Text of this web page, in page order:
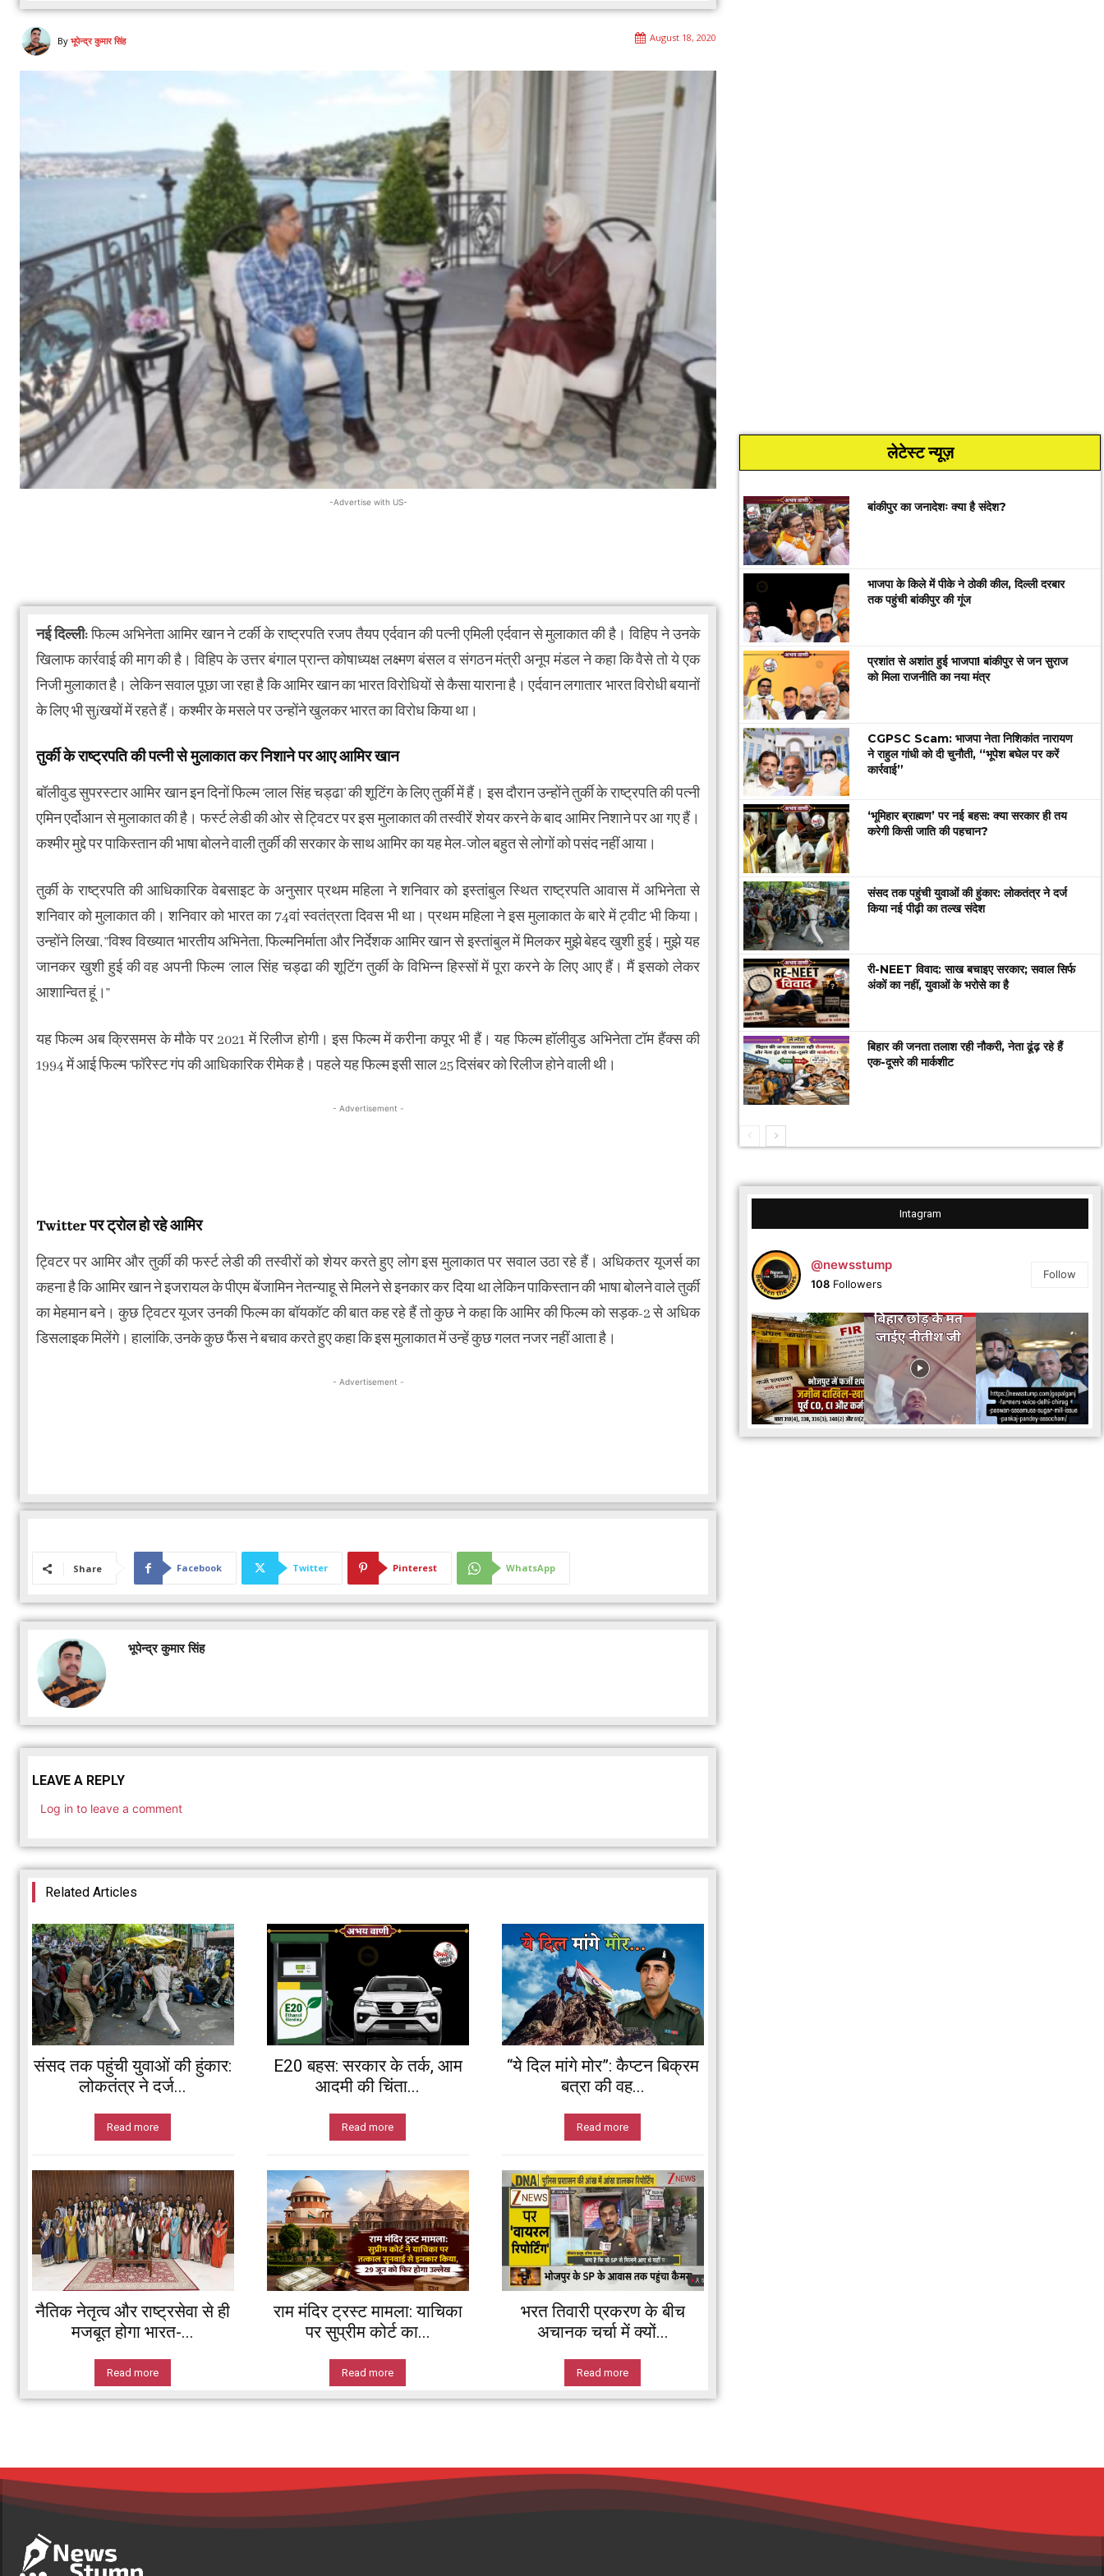
By भूपेन्द्र कुमार सिंह August 18, 2020
-Advertise with US-
नई दिल्ली:फिल्म अभिनेता आमिर खान ने टर्की के राष्ट्रपति रजप तैयप एर्दवान की पत्नी एमिली एर्दवान से मुलाकात की है। विहिप ने उनके
खिलाफ कार्रवाई की माग की है। विहिप के उत्तर बंगाल प्रान्त कोषाध्यक्ष लक्ष्मण बंसल व संगठन मंत्री अनूप मंडल ने कहा कि वैसे तो ये एक
निजी मुलाकात है। लेकिन सवाल पूछा जा रहा है कि आमिर खान का भारत विरोधियों से कैसा याराना है। एर्दवान लगातार भारत विरोधी बयानों
के लिए भी सुíखयों में रहते हैं। कश्मीर के मसले पर उन्होंने खुलकर भारत का विरोध किया था।
तुर्की के राष्ट्रपति की पत्नी से मुलाकात कर निशाने पर आए आमिर खान
बॉलीवुड सुपरस्टार आमिर खान इन दिनों फिल्म ‘लाल सिंह चड्ढा’ की शूटिंग के लिए तुर्की में हैं। इस दौरान उन्होंने तुर्की के राष्ट्रपति की पत्नी
एमिन एर्दोआन से मुलाकात की है। फर्स्ट लेडी की ओर से ट्विटर पर इस मुलाकात की तस्वीरें शेयर करने के बाद आमिर निशाने पर आ गए हैं।
कश्मीर मुद्दे पर पाकिस्तान की भाषा बोलने वाली तुर्की की सरकार के साथ आमिर का यह मेल-जोल बहुत से लोगों को पसंद नहीं आया।
तुर्की के राष्ट्रपति की आधिकारिक वेबसाइट के अनुसार प्रथम महिला ने शनिवार को इस्तांबुल स्थित राष्ट्रपति आवास में अभिनेता से
शनिवार को मुलाकात की। शनिवार को भारत का 74वां स्वतंत्रता दिवस भी था। प्रथम महिला ने इस मुलाकात के बारे में ट्वीट भी किया।
उन्होंने लिखा, ”विश्व विख्यात भारतीय अभिनेता, फिल्मनिर्माता और निर्देशक आमिर खान से इस्तांबुल में मिलकर मुझे बेहद खुशी हुई। मुझे यह
जानकर खुशी हुई की वह अपनी फिल्म ‘लाल सिंह चड्ढा की शूटिंग तुर्की के विभिन्न हिस्सों में पूरा करने के लिए आए हैं। मैं इसको लेकर
आशान्वित हूं।”
यह फिल्म अब क्रिसमस के मौके पर 2021 में रिलीज होगी। इस फिल्म में करीना कपूर भी हैं। यह फिल्म हॉलीवुड अभिनेता टॉम हैंक्स की
1994 में आई फिल्म ‘फॉरेस्ट गंप की आधिकारिक रीमेक है। पहले यह फिल्म इसी साल 25 दिसंबर को रिलीज होने वाली थी।
- Advertisement -
Twitter पर ट्रोल हो रहे आमिर
ट्विटर पर आमिर और तुर्की की फर्स्ट लेडी की तस्वीरों को शेयर करते हुए लोग इस मुलाकात पर सवाल उठा रहे हैं। अधिकतर यूजर्स का
कहना है कि आमिर खान ने इजरायल के पीएम बेंजामिन नेतन्याहू से मिलने से इनकार कर दिया था लेकिन पाकिस्तान की भाषा बोलने वाले तुर्की
का मेहमान बने। कुछ ट्विटर यूजर उनकी फिल्म का बॉयकॉट की बात कह रहे हैं तो कुछ ने कहा कि आमिर की फिल्म को सड़क-2 से अधिक
डिसलाइक मिलेंगे। हालांकि, उनके कुछ फैंस ने बचाव करते हुए कहा कि इस मुलाकात में उन्हें कुछ गलत नजर नहीं आता है।
- Advertisement -
Share Facebook Twitter Pinterest WhatsApp
भूपेन्द्र कुमार सिंह
LEAVE A REPLY
Log in to leave a comment
Related Articles
संसद तक पहुंची युवाओं की हुंकार:
लोकतंत्र ने दर्ज...
Read more
E20 बहस: सरकार के तर्क, आम
आदमी की चिंता...
Read more
“ये दिल मांगे मोर”: कैप्टन बिक्रम
बत्रा की वह...
Read more
नैतिक नेतृत्व और राष्ट्रसेवा से ही
मजबूत होगा भारत-...
Read more
राम मंदिर ट्रस्ट मामला: याचिका
पर सुप्रीम कोर्ट का...
Read more
भरत तिवारी प्रकरण के बीच
अचानक चर्चा में क्यों...
Read more
लेटेस्ट न्यूज़
बांकीपुर का जनादेशः क्या है संदेश?
भाजपा के किले में पीके ने ठोकी कील, दिल्ली दरबार
तक पहुंची बांकीपुर की गूंज
प्रशांत से अशांत हुई भाजपा! बांकीपुर से जन सुराज
को मिला राजनीति का नया मंत्र
CGPSC Scam: भाजपा नेता निशिकांत नारायण
ने राहुल गांधी को दी चुनौती, “भूपेश बघेल पर करें
कार्रवाई”
‘भूमिहार ब्राह्मण’ पर नई बहस: क्या सरकार ही तय
करेगी किसी जाति की पहचान?
संसद तक पहुंची युवाओं की हुंकार: लोकतंत्र ने दर्ज
किया नई पीढ़ी का तल्ख संदेश
री-NEET विवाद: साख बचाइए सरकार; सवाल सिर्फ
अंकों का नहीं, युवाओं के भरोसे का है
बिहार की जनता तलाश रही नौकरी, नेता ढूंढ़ रहे हैं
एक-दूसरे की मार्कशीट
Intagram
@newsstump
108 Followers
Follow